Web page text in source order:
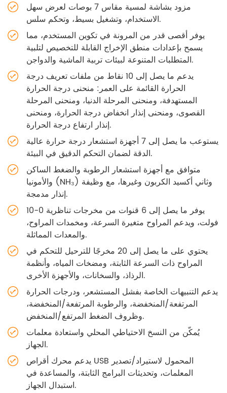
مزود بشاشة لمسية مقاس 7 بوصات لعرض سهل
الاستخدام، وتشغيل بسيط، وتحكم سلس.
يوفر أقصى قدر من المرونة في تكوين المستخدم، مما
يسمح بإعدادات منطق الإخراج القابلة للتخصيص لتلبية
المتطلبات المتنوعة لبيئات تربية الماشية والدواجن.
يدعم ما يصل إلى 10 نقاط من ملفات تعريف درجة
الحرارة القائمة على العمر: منحنى درجة الحرارة
المستهدفة، ومنحنى المرحلة الدنيا، ومنحنى المرحلة
القصوى، ومنحنى إنذار انخفاض درجة الحرارة، ومنحنى
إنذار ارتفاع درجة الحرارة.
يستوعب ما يصل إلى 7 أجهزة استشعار درجة حرارة عالية
الدقة لضمان التحكم الدقيق في البيئة.
متوافق مع أجهزة استشعار الرطوبة والضغط الساكن
والأمونيا (NH₃) وثاني أكسيد الكربون وغيرها، مع وظيفة
إنذار مدمجة.
يوفر ما يصل إلى 6 قنوات من مخرجات تناظرية 0-10
فولت، ويدعم المراوح متغيرة السرعة، ومخمدات المراوح،
والمعدات المماثلة.
يحتوي على ما يصل إلى 20 مخرجًا للترحيل للتحكم في
المراوح ذات السرعة الثابتة، ومضخات المياه، وأنظمة
الرذاذ، والسخانات، والأجهزة الأخرى.
يدعم التنبيهات الخاصة بفشل المستشعر، ودرجات الحرارة
المرتفعة/المنخفضة، والرطوبة المرتفعة/المنخفضة،
وظروف الضغط المرتفع/المنخفض.
يُمكّن من النسخ الاحتياطي المحلي واستعادة معلمات
الجهاز.
يدعم محرك أقراص USB المحمول لاستيراد/تصدير
المعلمات، وتحديثات البرامج الثابتة، والمساعدة في
استبدال الجهاز.